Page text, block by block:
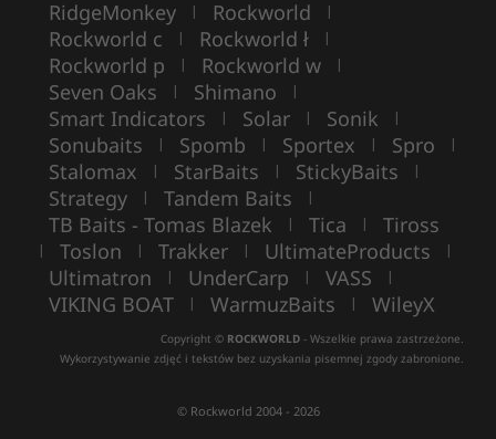
RidgeMonkey | Rockworld |
Rockworld c | Rockworld ł |
Rockworld p | Rockworld w |
Seven Oaks | Shimano |
Smart Indicators | Solar | Sonik |
Sonubaits | Spomb | Sportex | Spro |
Stalomax | StarBaits | StickyBaits |
Strategy | Tandem Baits |
TB Baits - Tomas Blazek | Tica | Tiross
| Toslon | Trakker | UltimateProducts |
Ultimatron | UnderCarp | VASS |
VIKING BOAT | WarmuzBaits | WileyX
Copyright © ROCKWORLD - Wszelkie prawa zastrzeżone.
Wykorzystywanie zdjęć i tekstów bez uzyskania pisemnej zgody zabronione.
© Rockworld 2004 - 2026